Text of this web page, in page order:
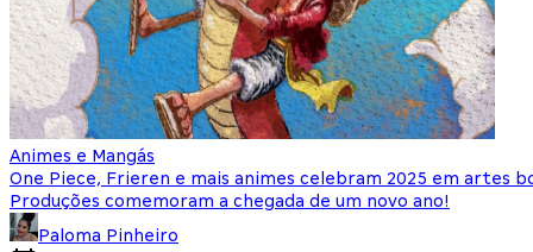
Animes e Mangás
One Piece, Frieren e mais animes celebram 2025 em artes
Produções comemoram a chegada de um novo ano!
Paloma Pinheiro